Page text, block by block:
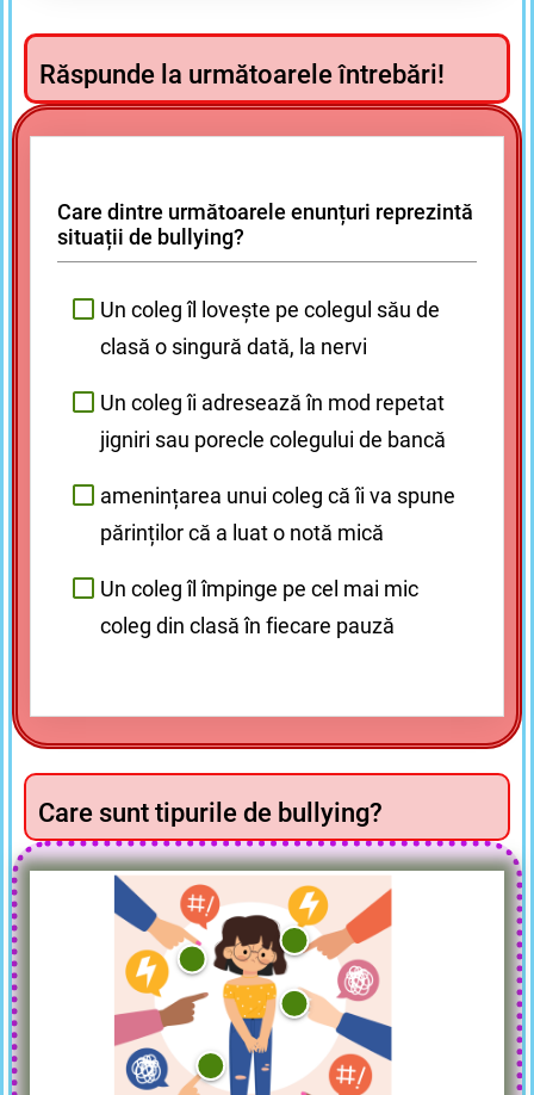
Cyberbullying-ul este bullying-
ul prin intermediul tehnologiei
digitale.
Răspunde la următoarele întrebări!
Care dintre următoarele enunțuri reprezintă
situații de bullying?
Un coleg îl lovește pe colegul său de
clasă o singură dată, la nervi
Un coleg îi adresează în mod repetat
jigniri sau porecle colegului de bancă
amenințarea unui coleg că îi va spune
părinților că a luat o notă mică
Un coleg îl împinge pe cel mai mic
coleg din clasă în fiecare pauză
Care sunt tipurile de bullying?